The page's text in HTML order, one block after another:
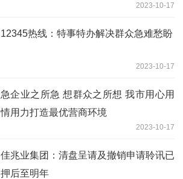
2023-10-17
12345热线：特事特办解决群众急难愁盼
2023-10-17
急企业之所急 想群众之所想 我市用心用
情用力打造最优营商环境
2023-10-17
佳兆业集团：清盘呈请及撤销申请聆讯已
押后至明年